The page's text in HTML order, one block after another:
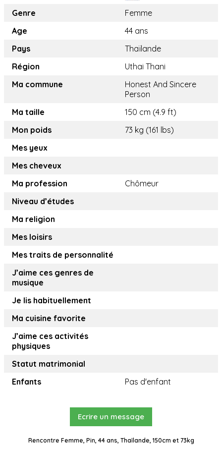
Genre
Femme
Age
44 ans
Pays
Thaïlande
Région
Uthai Thani
Ma commune
Honest And Sincere
Person
Ma taille
150 cm (4.9 ft)
Mon poids
73 kg (161 lbs)
Mes yeux
Mes cheveux
Ma profession
Chômeur
Niveau d’études
Ma religion
Mes loisirs
Mes traits de personnalité
J’aime ces genres de
musique
Je lis habituellement
Ma cuisine favorite
J’aime ces activités
physiques
Statut matrimonial
Enfants
Pas d'enfant
Ecrire un message
Rencontre Femme, Pin, 44 ans, Thaïlande, 150cm et 73kg